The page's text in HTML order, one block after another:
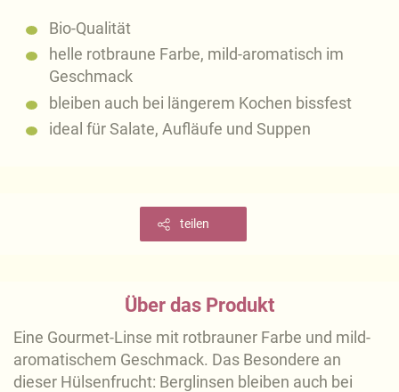
Bio-Qualität
helle rotbraune Farbe, mild-aromatisch im
Geschmack
bleiben auch bei längerem Kochen bissfest
ideal für Salate, Aufläufe und Suppen
teilen
Über das Produkt
Eine Gourmet-Linse mit rotbrauner Farbe und mild-
aromatischem Geschmack. Das Besondere an
dieser Hülsenfrucht: Berglinsen bleiben auch bei